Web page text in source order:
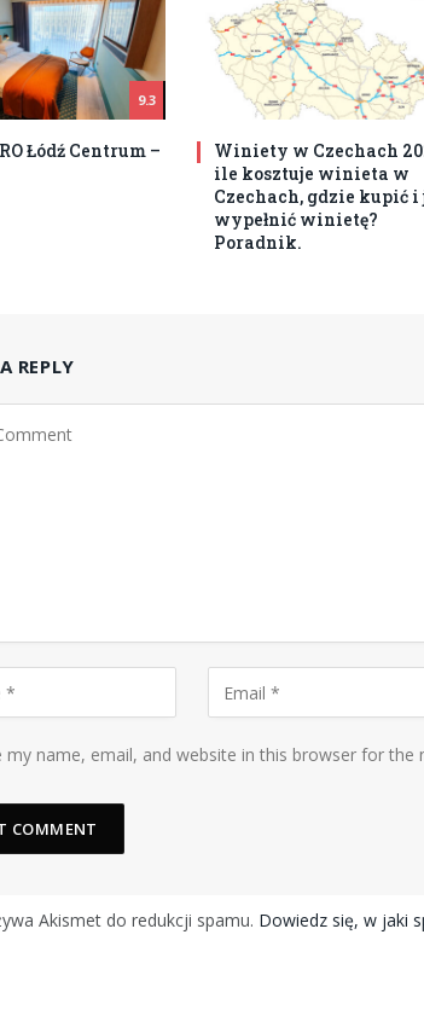
9.3
Łódź Centrum –
Winiety w Czechach
ile kosztuje winieta w
Czechach, gdzie kupić i
wypełnić winietę?
Poradnik.
REPLY
my name, email, and website in this browser for the
Akismet do redukcji spamu. Dowiedz się, w jaki